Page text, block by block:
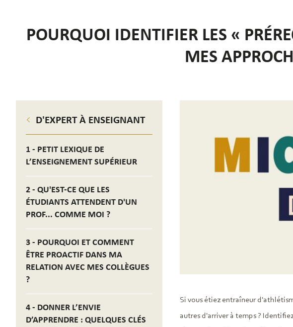
POURQUOI IDENTIFIER LES «
MES
D'EXPERT À ENSEIGNANT
1 - PETIT LEXIQUE DE
L’ENSEIGNEMENT SUPÉRIEUR
2 - QU'EST-CE QUE LES
ÉTUDIANTS ATTENDENT D'UN
PROF... COMME MOI ?
3 - POURQUOI ET COMMENT
ÊTRE PROACTIF DANS MA
RELATION AVEC MES COLLÈGUES
?
4 - DONNER L’ENVIE
D’APPRENDRE : QUELQUES CLÉS
Si vous étiez entraîneur
autres d'arriver à temps ?